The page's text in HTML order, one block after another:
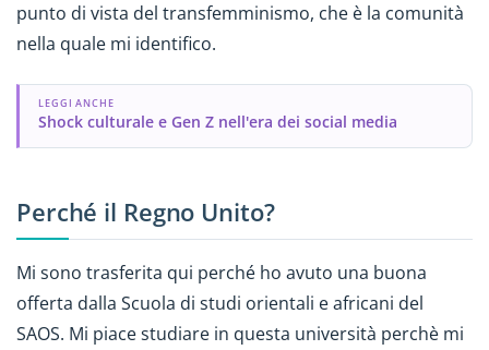
punto di vista del transfemminismo, che è la comunità
nella quale mi identifico.
LEGGI ANCHE
Shock culturale e Gen Z nell'era dei social media
Perché il Regno Unito?
Mi sono trasferita qui perché ho avuto una buona
offerta dalla Scuola di studi orientali e africani del
SAOS. Mi piace studiare in questa università perchè mi